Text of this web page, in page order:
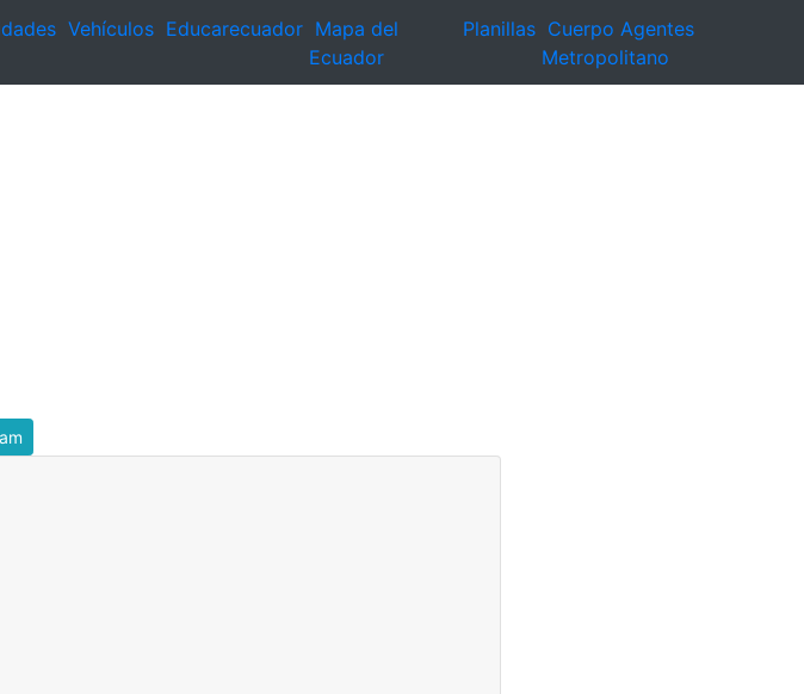
Vehículos Educarecuador Mapa del
Ecuador
Planillas Cuerpo Agentes
Metropolitano